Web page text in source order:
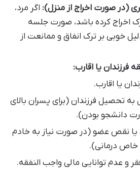
(در صورت اخراج از منزل): اگر مرد،
اخراج کرده باشد، صورت جلسه
خوبی بر ترک انفاق و ممانعت از
فرزندان یا اقارب:
یا اقارب.
تحصیل فرزندان (برای پسران بالای
یا نقص عضو (در صورت نیاز به خادم
خاص درمانی).
و عدم توانایی مالی واجب النفقه.